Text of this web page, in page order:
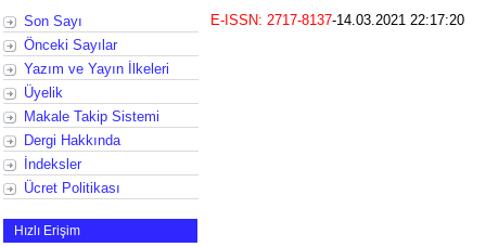
Son Sayı
Önceki Sayılar
Yazım ve Yayın İlkeleri
Üyelik
Makale Takip Sistemi
Dergi Hakkında
İndeksler
Ücret Politikası
Hızlı Erişim
E-ISSN: 2717-8137-14.03.2021 22:17:20